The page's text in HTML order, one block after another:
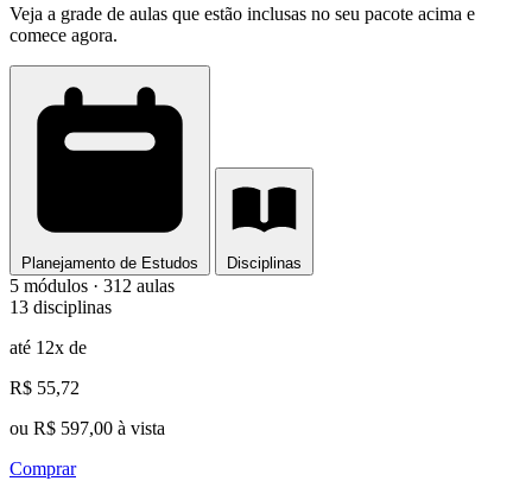
Veja a grade de aulas que estão inclusas no seu pacote acima e
comece agora.
Planejamento de Estudos Disciplinas
5 módulos · 312 aulas
13 disciplinas
até 12x de
R$ 55,72
ou R$ 597,00 à vista
Comprar